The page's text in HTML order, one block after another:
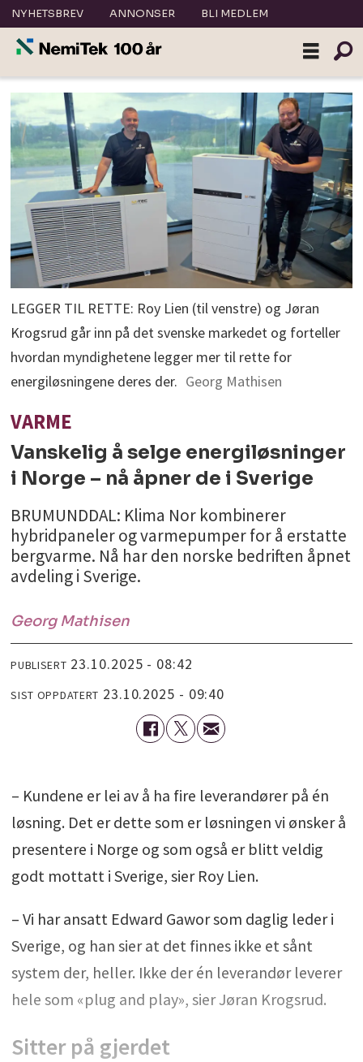
NYHETSBREV ANNONSER BLI MEDLEM
LEGGER TIL RETTE: Roy Lien (til venstre) og Jøran
Krogsrud går inn på det svenske markedet og forteller
hvordan myndighetene legger mer til rette for
energiløsningene deres der. Georg Mathisen
VARME
Vanskelig å selge energiløsninger
i Norge – nå åpner de i Sverige
BRUMUNDDAL: Klima Nor kombinerer
hybridpaneler og varmepumper for å erstatte
bergvarme. Nå har den norske bedriften åpnet
avdeling i Sverige.
Georg Mathisen
PUBLISERT 23.10.2025 - 08:42
SIST OPPDATERT 23.10.2025 - 09:40
– Kundene er lei av å ha fire leverandører på én
løsning. Det er dette som er løsningen vi ønsker å
presentere i Norge og som også er blitt veldig
godt mottatt i Sverige, sier Roy Lien.
– Vi har ansatt Edward Gawor som daglig leder i
Sverige, og han sier at det finnes ikke et sånt
system der, heller. Ikke der én leverandør leverer
hele som «plug and play», sier Jøran Krogsrud.
Sitter på gjerdet